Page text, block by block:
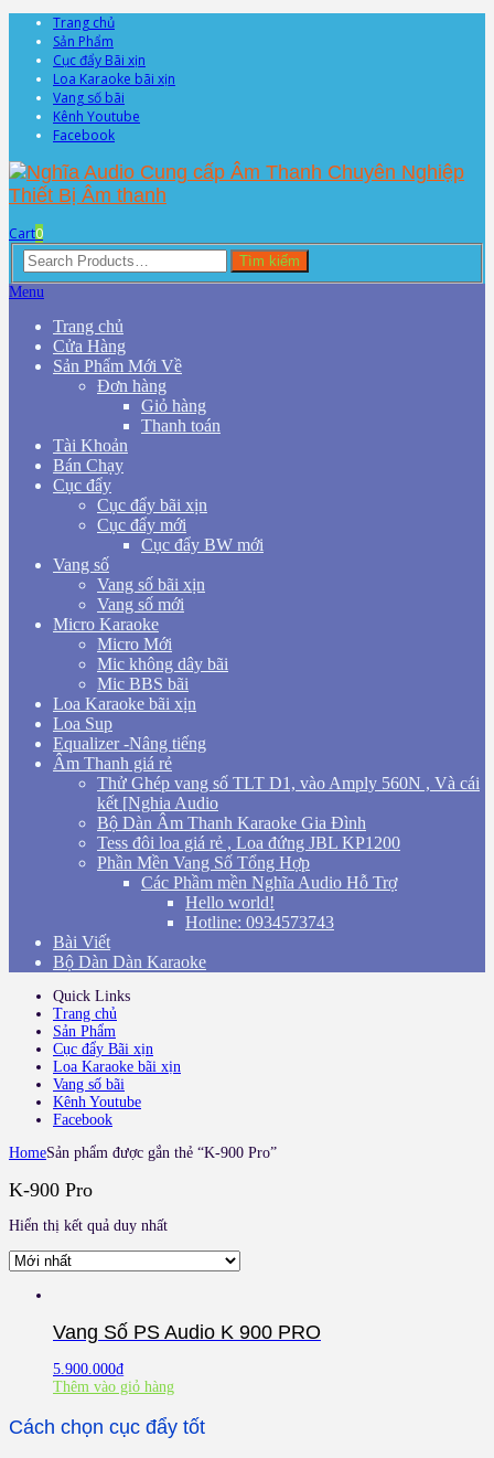
Trang chủ
Sản Phẩm
Cục đẩy Bãi xịn
Loa Karaoke bãi xịn
Vang số bãi
Kênh Youtube
Facebook
Cart0
Search
for:
Tìm kiếm
Menu
Trang chủ
Cửa Hàng
Sản Phẩm Mới Về
Đơn hàng
Giỏ hàng
Thanh toán
Tài Khoản
Bán Chạy
Cục đẩy
Cục đẩy bãi xịn
Cục đẩy mới
Cục đẩy BW mới
Vang số
Vang số bãi xịn
Vang số mới
Micro Karaoke
Micro Mới
Mic không dây bãi
Mic BBS bãi
Loa Karaoke bãi xịn
Loa Sup
Equalizer -Nâng tiếng
Âm Thanh giá rẻ
Thử Ghép vang số TLT D1, vào Amply 560N , Và cái
kết [Nghia Audio
Bộ Dàn Âm Thanh Karaoke Gia Đình
Tess đôi loa giá rẻ , Loa đứng JBL KP1200
Phần Mền Vang Số Tổng Hợp
Các Phầm mền Nghĩa Audio Hỗ Trợ
Hello world!
Hotline: 0934573743
Bài Viết
Bộ Dàn Dàn Karaoke
Quick Links
Trang chủ
Sản Phẩm
Cục đẩy Bãi xịn
Loa Karaoke bãi xịn
Vang số bãi
Kênh Youtube
Facebook
HomeSản phẩm được gắn thẻ “K-900 Pro”
K-900 Pro
Hiển thị kết quả duy nhất
Vang Số PS Audio K 900 PRO
5.900.000₫
Thêm vào giỏ hàng
Cách chọn cục đẩy tốt